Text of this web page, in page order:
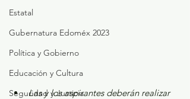
Estatal
Gubernatura Edoméx 2023
Política y Gobierno
Educación y Cultura
Seguridad y Justicia
Las y los aspirantes deberán realizar